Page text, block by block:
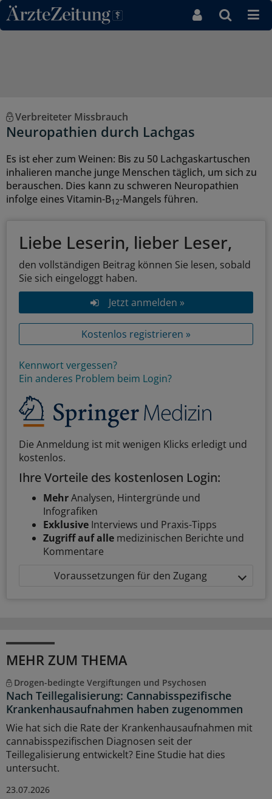
Direkt zum Inhaltsbereich
Verbreiteter Missbrauch
Neuropathien durch Lachgas
Es ist eher zum Weinen: Bis zu 50 Lachgaskartuschen
inhalieren manche junge Menschen täglich, um sich zu
berauschen. Dies kann zu schweren Neuropathien
infolge eines Vitamin-B12-Mangels führen.
Liebe Leserin, lieber Leser,
den vollständigen Beitrag können Sie lesen, sobald
Sie sich eingeloggt haben.
Jetzt anmelden »
Kostenlos registrieren »
Kennwort vergessen?
Ein anderes Problem beim Login?
Die Anmeldung ist mit wenigen Klicks erledigt und
kostenlos.
Ihre Vorteile des kostenlosen Login:
MehrAnalysen, Hintergründe und
Infografiken
Exklusive Interviews und Praxis-Tipps
Zugriff auf alle medizinischen Berichte und
Kommentare
Voraussetzungen für den Zugang
MEHR ZUM THEMA
Drogen-bedingte Vergiftungen und Psychosen
Nach Teillegalisierung: Cannabisspezifische
Krankenhausaufnahmen haben zugenommen
Wie hat sich die Rate der Krankenhausaufnahmen mit
cannabisspezifischen Diagnosen seit der
Teillegalisierung entwickelt? Eine Studie hat dies
untersucht.
23.07.2026